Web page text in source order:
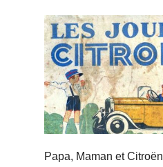
Papa, Maman et Citroën